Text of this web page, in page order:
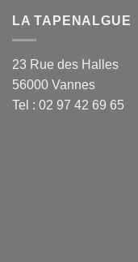
LA TAPENALGUE
23 Rue des Halles
56000 Vannes
Tel : 02 97 42 69 65